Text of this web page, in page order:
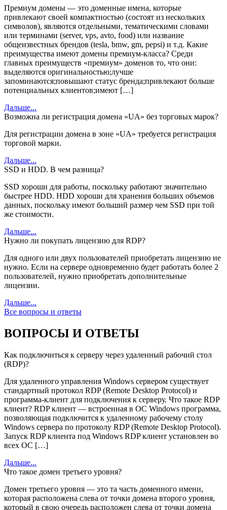
Премиум домены — это доменные имена, которые
привлекают своей компактностью (состоят из нескольких
символов), являются отдельными, тематическими словами
или терминами (server, vps, avto, food) или название
общеизвестных брендов (tesla, bmw, gm, pepsi) и т.д. Какие
преимущества имеют домены премиум-класса? Среди
главных преимуществ «премиум» доменов то, что они:
выделяются оригинальностью;лучше
запоминаются;повышают статус бренда;привлекают больше
потенциальных клиентов;имеют […]
Дальше...
Возможна ли регистрация домена «UA» без торговых марок?
Для регистрации домена в зоне «UA» требуется регистрация
торговой марки.
Дальше...
SSD и HDD. В чем разница?
SSD хороши для работы, поскольку работают значительно
быстрее HDD. HDD хороши для хранения больших объемов
данных, поскольку имеют больший размер чем SSD при той
же стоимости.
Дальше...
Нужно ли покупать лицензию для RDP?
Для одного или двух пользователей приобретать лицензию не
нужно. Если на сервере одновременно будет работать более 2
пользователей, нужно приобретать дополнительные
лицензии.
Дальше...
Все вопросы и ответы
ВОПРОСЫ И ОТВЕТЫ
Как подключиться к серверу через удаленный рабочий стол
(RDP)?
Для удаленного управления Windows сервером существует
стандартный протокол RDP (Remote Desktop Protocol) и
программа-клиент для подключения к серверу. Что такое RDP
клиент? RDP клиент — встроенная в ОС Windows программа,
позволяющая подключится к удаленному рабочему столу
Windows сервера по протоколу RDP (Remote Desktop Protocol).
Запуск RDP клиента под Windows RDP клиент установлен во
всех ОС […]
Дальше...
Что такое домен третьего уровня?
Домен третьего уровня — это та часть доменного имени,
которая расположена слева от точки домена второго уровня,
который в свою очередь расположен слева от точки домена